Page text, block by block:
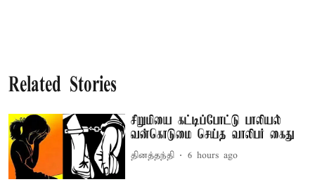
Related Stories
சிறுமியை கட்டிப்போட்டு பாலியல்
வன்கொடுமை செய்த வாலிபர் கைது
தினத்தந்தி 6 hours ago